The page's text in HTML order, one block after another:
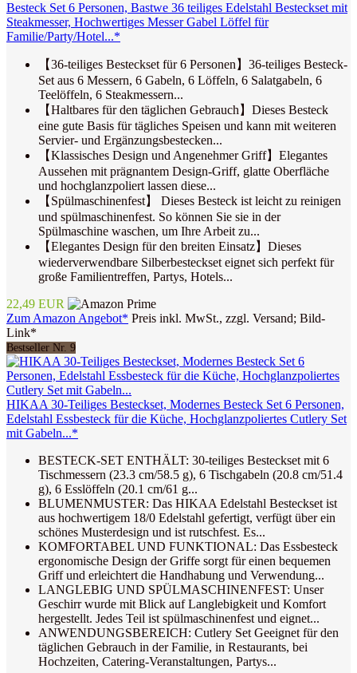
Besteck Set 6 Personen, Bastwe 36 teiliges Edelstahl Besteckset mit
Steakmesser, Hochwertiges Messer Gabel Löffel für
Familie/Party/Hotel...*
【36-teiliges Besteckset für 6 Personen】36-teiliges Besteck-
Set aus 6 Messern, 6 Gabeln, 6 Löffeln, 6 Salatgabeln, 6
Teelöffeln, 6 Steakmessern...
【Haltbares für den täglichen Gebrauch】Dieses Besteck
eine gute Basis für tägliches Speisen und kann mit weiteren
Servier- und Ergänzungsbestecken...
【Klassisches Design und Angenehmer Griff】Elegantes
Aussehen mit prägnantem Design-Griff, glatte Oberfläche
und hochglanzpoliert lassen diese...
【Spülmaschinenfest】 Dieses Besteck ist leicht zu reinigen
und spülmaschinenfest. So können Sie sie in der
Spülmaschine waschen, um Ihre Arbeit zu...
【Elegantes Design für den breiten Einsatz】Dieses
wiederverwendbare Silberbesteckset eignet sich perfekt für
große Familientreffen, Partys, Hotels...
22,49 EUR
Zum Amazon Angebot* Preis inkl. MwSt., zzgl. Versand; Bild-
Link*
Bestseller Nr. 9
HIKAA 30-Teiliges Besteckset, Modernes Besteck Set 6 Personen,
Edelstahl Essbesteck für die Küche, Hochglanzpoliertes Cutlery Set
mit Gabeln...*
BESTECK-SET ENTHÄLT: 30-teiliges Besteckset mit 6
Tischmessern (23.3 cm/58.5 g), 6 Tischgabeln (20.8 cm/51.4
g), 6 Esslöffeln (20.1 cm/61 g...
BLUMENMUSTER: Das HIKAA Edelstahl Besteckset ist
aus hochwertigem 18/0 Edelstahl gefertigt, verfügt über ein
schönes Musterdesign und ist rutschfest. Es...
KOMFORTABEL UND FUNKTIONAL: Das Essbesteck
ergonomische Design der Griffe sorgt für einen bequemen
Griff und erleichtert die Handhabung und Verwendung...
LANGLEBIG UND SPÜLMASCHINENFEST: Unser
Geschirr wurde mit Blick auf Langlebigkeit und Komfort
hergestellt. Jedes Teil ist spülmaschinenfest und eignet...
ANWENDUNGSBEREICH: Cutlery Set Geeignet für den
täglichen Gebrauch in der Familie, in Restaurants, bei
Hochzeiten, Catering-Veranstaltungen, Partys...